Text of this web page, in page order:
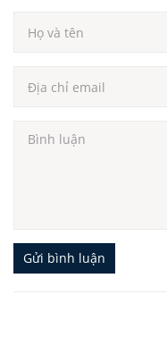
Gửi bình luận